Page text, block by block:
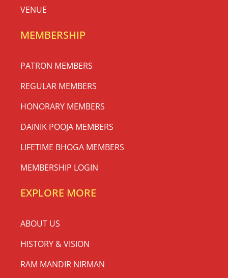
VENUE
MEMBERSHIP
PATRON MEMBERS
REGULAR MEMBERS
HONORARY MEMBERS
DAINIK POOJA MEMBERS
LIFETIME BHOGA MEMBERS
MEMBERSHIP LOGIN
EXPLORE MORE
ABOUT US
HISTORY & VISION
RAM MANDIR NIRMAN